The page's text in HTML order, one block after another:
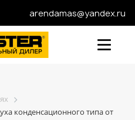
arendamas@yandex.ru
конденсационного типа от